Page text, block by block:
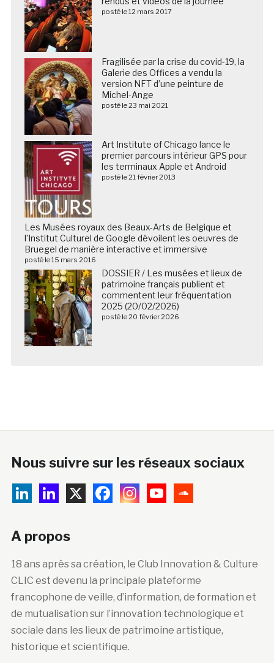
posté le 12 mars 2017
Fragilisée par la crise du covid-19, la
Galerie des Offices a vendu la
version NFT d’une peinture de
Michel-Ange
posté le 23 mai 2021
Art Institute of Chicago lance le
premier parcours intérieur GPS pour
les terminaux Apple et Android
posté le 21 février 2013
Les Musées royaux des Beaux-Arts de Belgique et
l’Institut Culturel de Google dévoilent les oeuvres de
Bruegel de manière interactive et immersive
posté le 15 mars 2016
DOSSIER / Les musées et lieux de
patrimoine français publient et
commentent leur fréquentation
2025 (20/02/2026)
posté le 20 février 2026
Nous suivre sur les réseaux sociaux
A propos
18 ans après sa création, le Club Innovation & Culture
CLIC est devenu la principale plateforme
francophone de veille, d’information, de formation et
de mutualisation sur l’innovation technologique et
sociale dans les lieux de patrimoine artistique,
historique et scientifique.